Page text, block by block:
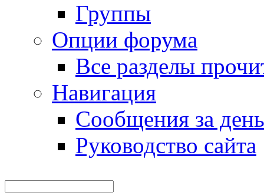
Группы
Опции форума
Все разделы
Навигация
Сообщения за день
Руководство сайта